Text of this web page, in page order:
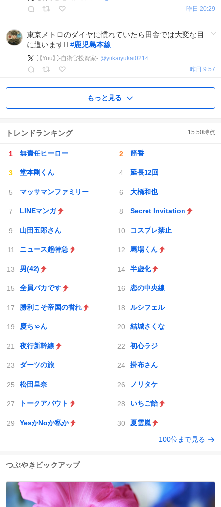
昨日 20:29
東京メトロのダイヤに慣れていたら田舎では大変な目
に遭います🫩 #鹿児島本線
⌘Yuu⌘-自衛官投資家- @yukaiyukai0214
昨日 9:57
もっと見る
トレンドランキング 15:50時点
無責任ヒーロー 筒香
堂本剛くん 延長12回
マッサマンファミリー 大橋和也
LINEマンガ Secret Invitation
山田五郎さん コスプレ禁止
ニュース超特急 馬場くん
男(42) 半虚化
全員バカです 恋の中央線
勝利こそ帝国の誉れ ルシフェル
慶ちゃん 結城さくな
夜行新幹線 初心ラジ
ダーツの旅 掛布さん
松田里奈 ノリタケ
トークアバウト いちご飴
YesかNoか私か 夏雲嵐
100位まで見る
つぶやきピックアップ